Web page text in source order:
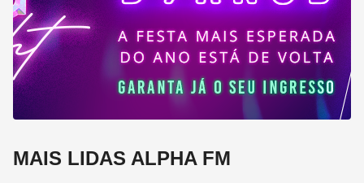
MAIS LIDAS ALPHA FM